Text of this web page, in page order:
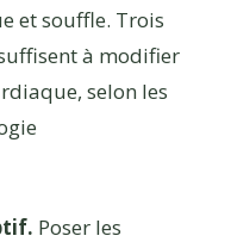
et souffle. Trois
à modifier
selon les
Poser les